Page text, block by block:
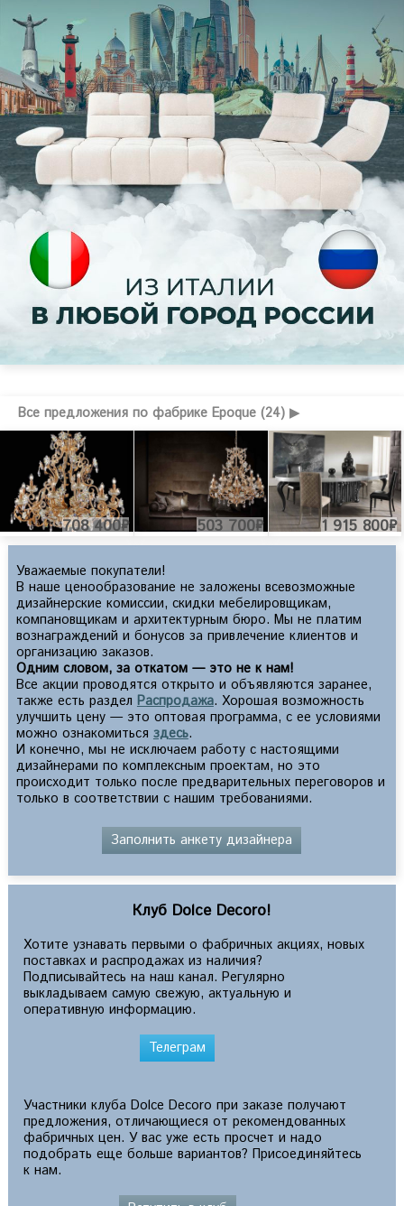
Все предложения по фабрике Epoque (24) ▶
708 400₽ 503 700₽ 1 915 800₽
Уважаемые покупатели!
В наше ценообразование не заложены всевозможные
дизайнерские комиссии, скидки мебелировщикам,
компановщикам и архитектурным бюро. Мы не платим
вознаграждений и бонусов за привлечение клиентов и
организацию заказов.
Одним словом, за откатом — это не к нам!
Все акции проводятся открыто и объявляются заранее,
также есть раздел Распродажа. Хорошая возможность
улучшить цену — это оптовая программа, с ее условиями
можно ознакомиться здесь.
И конечно, мы не исключаем работу с настоящими
дизайнерами по комплексным проектам, но это
происходит только после предварительных переговоров и
только в соответствии с нашим требованиями.
Заполнить анкету дизайнера
Клуб Dolce Decoro!
Хотите узнавать первыми о фабричных акциях, новых
поставках и распродажах из наличия?
Подписывайтесь на наш канал. Регулярно
выкладываем самую свежую, актуальную и
оперативную информацию.
Телеграм
Участники клуба Dolce Decoro при заказе получают
предложения, отличающиеся от рекомендованных
фабричных цен. У вас уже есть просчет и надо
подобрать еще больше вариантов? Присоединяйтесь
к нам.